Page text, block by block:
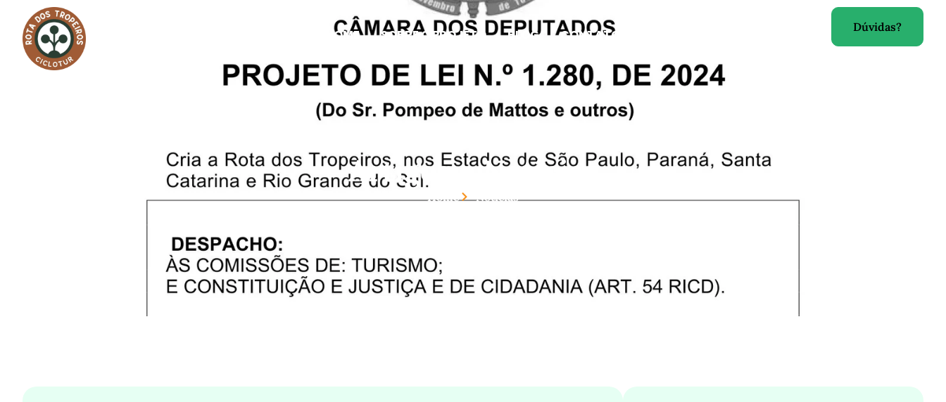
HOME SOBRE O PROJETO BLOG CONTATO Dúvidas?
Artigos e Notícias
Home Noticias